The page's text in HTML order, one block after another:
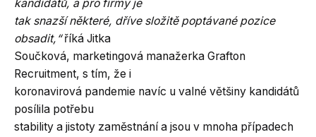
kandidátů, a pro firmy je
tak snazší některé, dříve složitě poptávané pozice
obsadit,“říká Jitka
Součková, marketingová manažerka Grafton
Recruitment, s tím, že i
koronavirová pandemie navíc u valné většiny kandidátů
posílila potřebu
stability a jistoty zaměstnání a jsou v mnoha případech